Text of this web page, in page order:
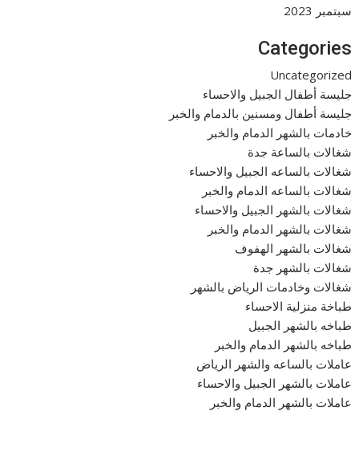
سبتمبر 2023
Categories
Uncategorized
جليسة أطفال الجبيل والاحساء
جليسة أطفال ومسنين بالدمام والخبر
خادمات بالشهر الدمام والخبر
شغالات بالساعة جدة
شغالات بالساعه الجبيل والاحساء
شغالات بالساعه الدمام والخبر
شغالات بالشهر الجبيل والاحساء
شغالات بالشهر الدمام والخبر
شغالات بالشهر الهفوف
شغالات بالشهر جدة
شغالات وخادمات الرياض بالشهر
طباخة منزلية الاحساء
طباخه بالشهر الجبيل
طباخه بالشهر الدمام والخبر
عاملات بالساعه والشهر الرياض
عاملات بالشهر الجبيل والاحساء
عاملات بالشهر الدمام والخبر